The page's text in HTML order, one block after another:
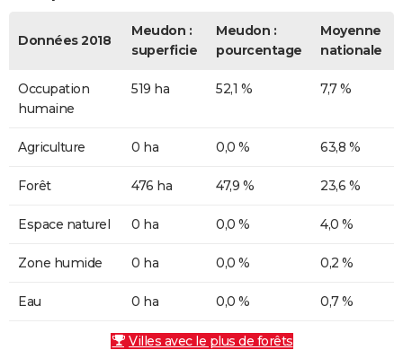
Données 2018
Meudon :
superficie
Meudon :
pourcentage
Moyenne
nationale
Occupation
humaine
519 ha 52,1 % 7,7 %
Agriculture 0 ha 0,0 % 63,8 %
Forêt 476 ha 47,9 % 23,6 %
Espace naturel 0 ha 0,0 % 4,0 %
Zone humide 0 ha 0,0 % 0,2 %
Eau 0 ha 0,0 % 0,7 %
Villes avec le plus de forêts